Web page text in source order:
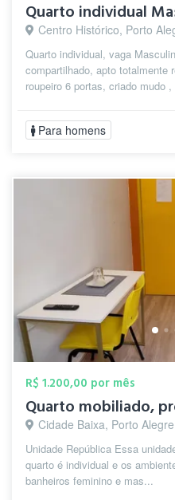
Centro Histórico, Porto
Quarto individual, vaga
compartilhado, apto totalmente
roupeiro 6 portas, criado mudo ,
Para homens
R$ 1.200,00 por mês
Cidade Baixa, Porto
Unidade República Essa
quarto é individual e os
banheiros feminino e mas...